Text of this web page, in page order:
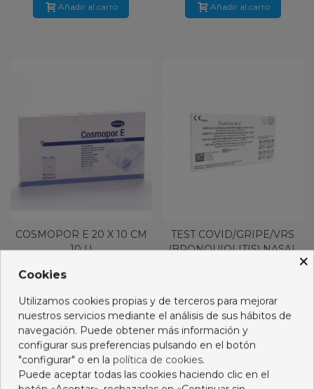
Añadir al carro Añadir al carro
COSMOPOR E 20 X 10 CM
10 U
11,43 €
TEST COVID/GRIPE/VRS
(BRONQUIOLITIS) NASAL
×
Cookies
Utilizamos cookies propias y de terceros para mejorar
nuestros servicios mediante el análisis de sus hábitos de
navegación. Puede obtener más información y
configurar sus preferencias pulsando en el botón
"configurar" o en la política de cookies.
Puede aceptar todas las cookies haciendo clic en el